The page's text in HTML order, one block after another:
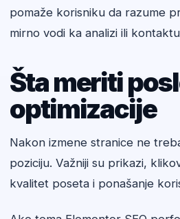
pomaže korisniku da razume
mirno vodi ka analizi ili
Šta meriti
optimizacije
Nakon izmene stranice ne
poziciju. Važniji su prikazi,
kvalitet poseta i ponašanje